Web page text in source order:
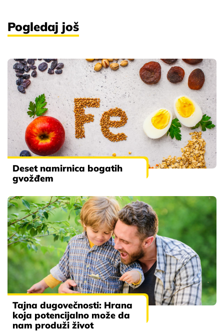
Pogledaj još
Deset namirnica bogatih
gvožđem
Tajna dugovečnosti: Hrana
koja potencijalno može da
nam produži život